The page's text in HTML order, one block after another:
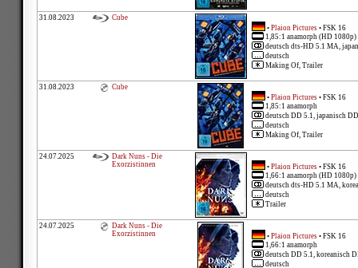
31.08.2023
Cube
• Plaion Pictures • FSK 16
1,85:1 anamorph (HD 1080p)
deutsch dts-HD 5.1 MA,
deutsch
Making Of, Trailer
31.08.2023
Cube
• Plaion Pictures • FSK 16
1,85:1 anamorph
deutsch DD 5.1, japanisch
deutsch
Making Of, Trailer
24.07.2025
Dark Nuns - Die
Exorzistinnen
• Plaion Pictures • FSK 16
1,66:1 anamorph (HD 1080p)
deutsch dts-HD 5.1 MA,
deutsch
Trailer
24.07.2025
Dark Nuns - Die
Exorzistinnen
• Plaion Pictures • FSK 16
1,66:1 anamorph
deutsch DD 5.1, koreanisch
deutsch